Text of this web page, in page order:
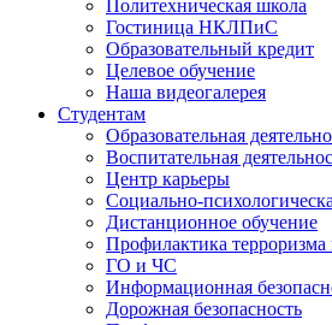
Политехническая школа
Гостиница НКЛПиС
Образовательный кредит
Целевое обучение
Наша видеогалерея
Студентам
Образовательная
Воспитательная
Центр карьеры
Социально-
Дистанционное обучение
Профилактика терроризма
ГО и ЧС
Информационная
Дорожная безопасность